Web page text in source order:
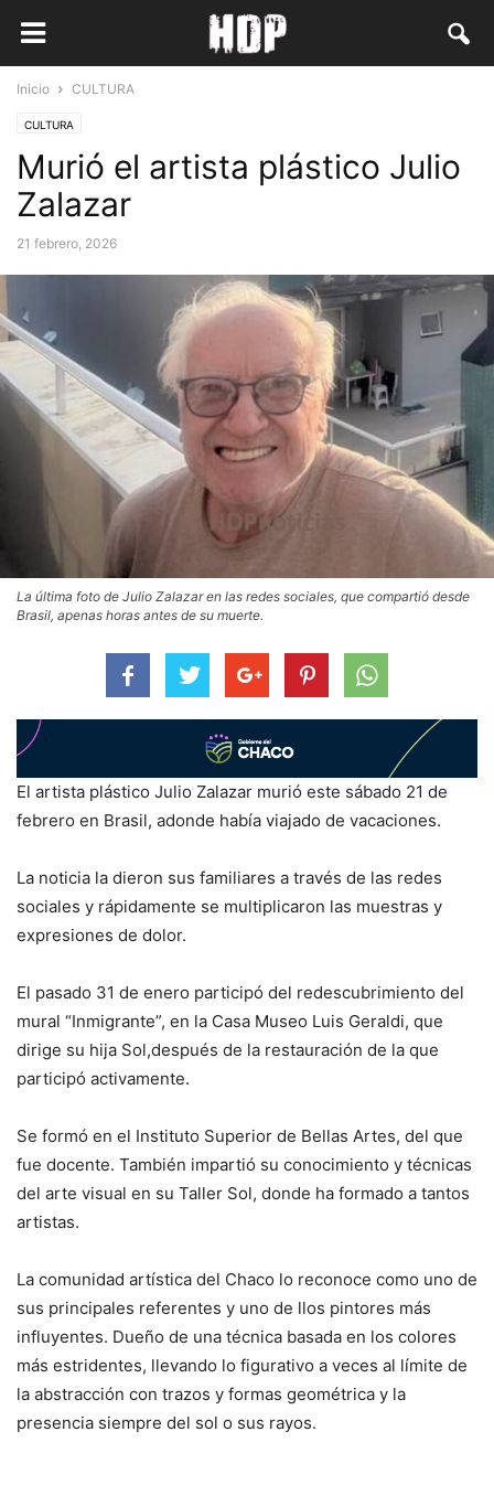
Inicio CULTURA
CULTURA
Murió el artista plástico Julio
Zalazar
21 febrero, 2026
La última foto de Julio Zalazar en las redes sociales, que compartió desde
Brasil, apenas horas antes de su muerte.
El artista plástico Julio Zalazar murió este sábado 21 de
febrero en Brasil, adonde había viajado de vacaciones.
La noticia la dieron sus familiares a través de las redes
sociales y rápidamente se multiplicaron las muestras y
expresiones de dolor.
El pasado 31 de enero participó del redescubrimiento del
mural “Inmigrante”, en la Casa Museo Luis Geraldi, que
dirige su hija Sol,después de la restauración de la que
participó activamente.
Se formó en el Instituto Superior de Bellas Artes, del que
fue docente. También impartió su conocimiento y técnicas
del arte visual en su Taller Sol, donde ha formado a tantos
artistas.
La comunidad artística del Chaco lo reconoce como uno de
sus principales referentes y uno de llos pintores más
influyentes. Dueño de una técnica basada en los colores
más estridentes, llevando lo figurativo a veces al límite de
la abstracción con trazos y formas geométrica y la
presencia siempre del sol o sus rayos.